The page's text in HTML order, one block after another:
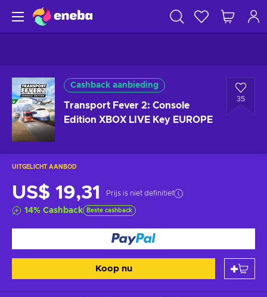
Cashback aanbieding
Transport Fever 2: Console
Edition XBOX LIVE Key EUROPE
35
UITGELICHT AANBOD
US$ 19,31 Prijs is niet definitief
14% Cashback Beste cashback
Koop nu